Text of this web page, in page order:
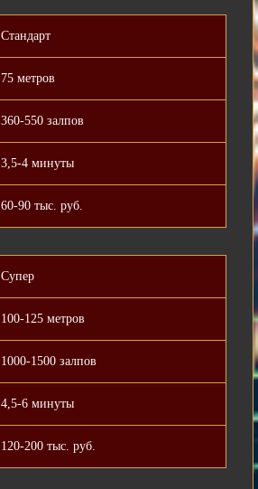
Стандарт
75 метров
360-550 залпов
3,5-4 минуты
60-90 тыс. руб.
Супер
100-125 метров
1000-1500 залпов
4,5-6 минуты
120-200 тыс. руб.